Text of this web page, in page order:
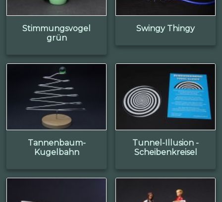
Stimmungsvogel
grün
Swingy Thingy
Tannenbaum-
Kugelbahn
Tunnel-Illusion -
Scheibenkreisel